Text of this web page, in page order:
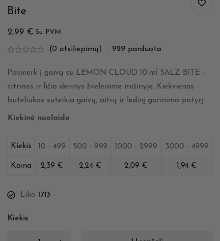
Bite
2,99 € Su PVM
(0 atsiliepimų) 929 parduota
Pasinerk į gaivą su LEMON CLOUD 10 ml SALZ BITE –
citrinos ir ličio derinys švelniame mišinyje. Kiekvienas
buteliukas suteikia gaivų, aitrų ir ledinį garinimo potyrį.
Kiekinė nuolaida
Kiekis 10 - 499 500 - 999 1000 - 2999 3000 - 4999
Kaina 2,39 € 2,24 € 2,09 € 1,94 €
Liko 1713
Kiekis